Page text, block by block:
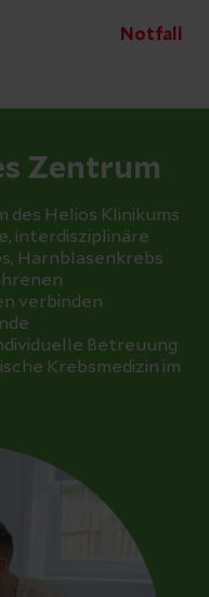
Notfall
Zentrum
des Helios Klinikums
interdisziplinäre
Harnblasenkrebs
verbinden
Betreuung
Krebsmedizin im